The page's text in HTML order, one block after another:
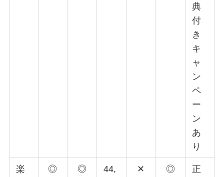
典
付
き
キ
ャ
ン
ペ
ー
ン
あ
り
楽
◎ ◎
44,
✕ ◎
正